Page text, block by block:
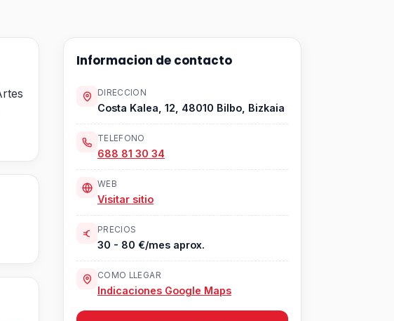
Informacion de contacto
DIRECCION
Costa Kalea, 12, 48010 Bilbo, Bizkaia
TELEFONO
688 81 30 34
WEB
Visitar sitio
PRECIOS
30 - 80 €/mes aprox.
COMO LLEGAR
Indicaciones Google Maps